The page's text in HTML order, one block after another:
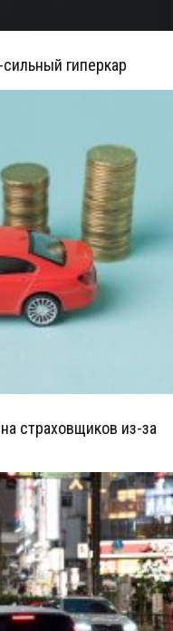
гиперкар
страховщиков из-за